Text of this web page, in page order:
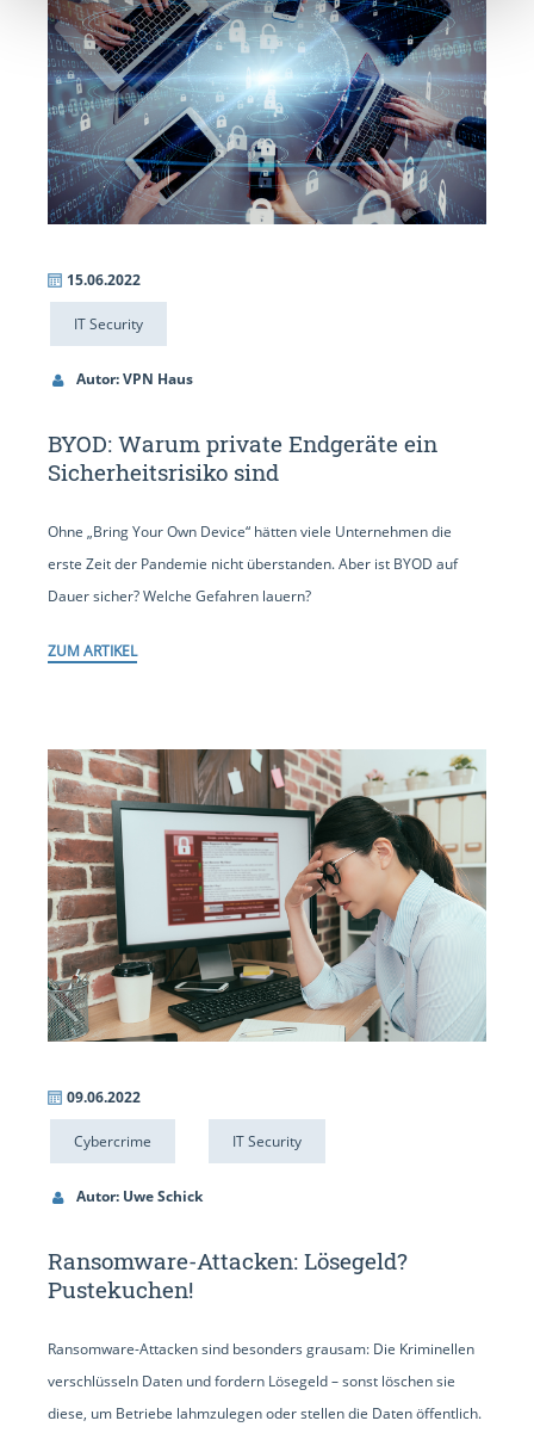
15.06.2022
IT Security
Autor: VPN Haus
BYOD: Warum private Endgeräte ein
Sicherheitsrisiko sind
Ohne „Bring Your Own Device“ hätten viele Unternehmen die
erste Zeit der Pandemie nicht überstanden. Aber ist BYOD auf
Dauer sicher? Welche Gefahren lauern?
ZUM ARTIKEL
09.06.2022
Cybercrime IT Security
Autor: Uwe Schick
Ransomware-Attacken: Lösegeld?
Pustekuchen!
Ransomware-Attacken sind besonders grausam: Die Kriminellen
verschlüsseln Daten und fordern Lösegeld – sonst löschen sie
diese, um Betriebe lahmzulegen oder stellen die Daten öffentlich.